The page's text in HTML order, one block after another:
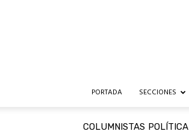
PORTADA SECCIONES
COLUMNISTAS POLÍTICA